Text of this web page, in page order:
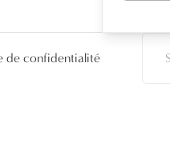
de confidentialité